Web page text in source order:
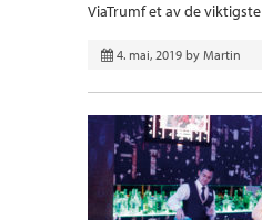
ViaTrumf et av de
4. mai, 2019 by Martin